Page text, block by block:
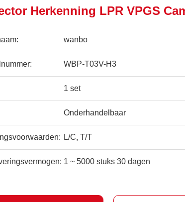
Herkenning LPR VPGS
wanbo
WBP-T03V-H3
1 set
Onderhandelbaar
L/C, T/T
1 ~ 5000 stuks 30 dagen